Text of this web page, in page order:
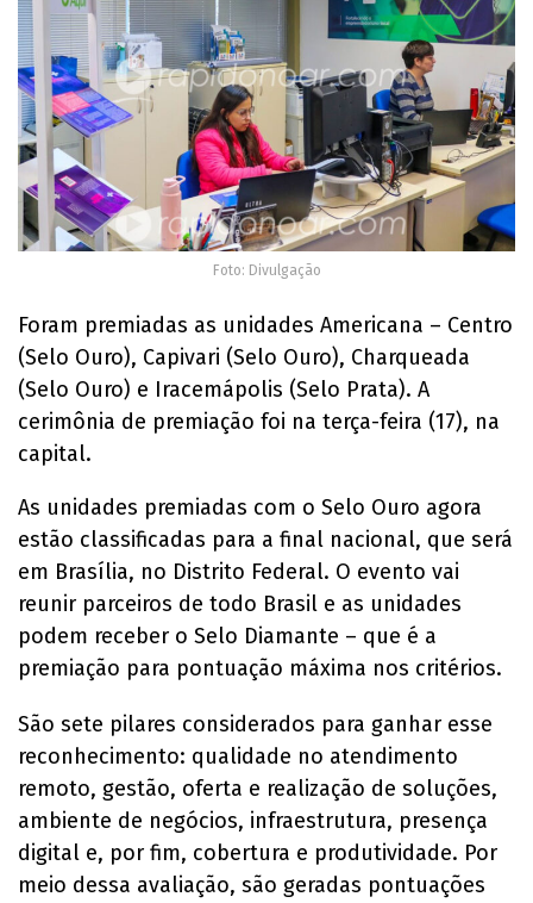
Foto: Divulgação
Foram premiadas as unidades Americana – Centro
(Selo Ouro), Capivari (Selo Ouro), Charqueada
(Selo Ouro) e Iracemápolis (Selo Prata). A
cerimônia de premiação foi na terça-feira (17), na
capital.
As unidades premiadas com o Selo Ouro agora
estão classificadas para a final nacional, que será
em Brasília, no Distrito Federal. O evento vai
reunir parceiros de todo Brasil e as unidades
podem receber o Selo Diamante – que é a
premiação para pontuação máxima nos critérios.
São sete pilares considerados para ganhar esse
reconhecimento: qualidade no atendimento
remoto, gestão, oferta e realização de soluções,
ambiente de negócios, infraestrutura, presença
digital e, por fim, cobertura e produtividade. Por
meio dessa avaliação, são geradas pontuações